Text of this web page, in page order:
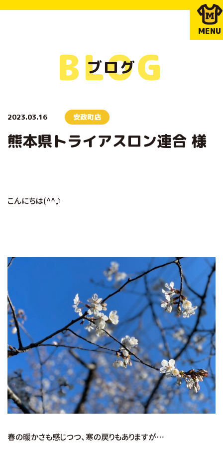
MENU
ブログ
BLOG
2023.03.16 安政町店
熊本県トライアスロン連合 様
こんにちは(^^♪
春の暖かさも感じつつ、寒の戻りもありますが…